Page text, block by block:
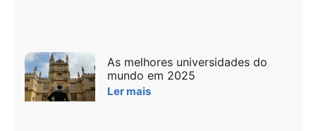
As melhores universidades do
mundo em 2025
Ler mais